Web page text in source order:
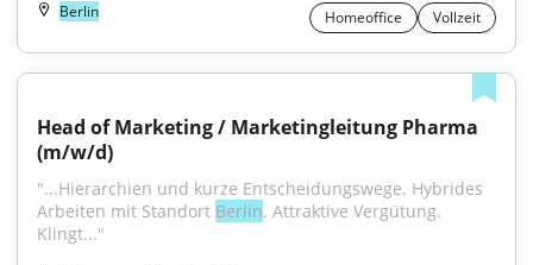
Berlin Homeoffice Vollzeit
Head of Marketing / Marketingleitung Pharma
(m/w/d)
"...Hierarchien und kurze Entscheidungswege. Hybrides
Arbeiten mit Standort Berlin. Attraktive Vergütung.
Klingt..."